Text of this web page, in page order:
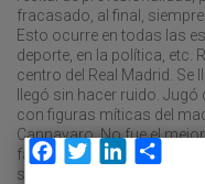
fracasado, al final,
Esto ocurre en todas las
deporte, en la política, etc.
centro del Real Madrid. Se
llegó sin hacer ruido.
con figuras míticas del
Cannavaro. No fue el
falta que le hacía, porque
solo hacer su trabajo.
Facebook
TwitterLinkedIn